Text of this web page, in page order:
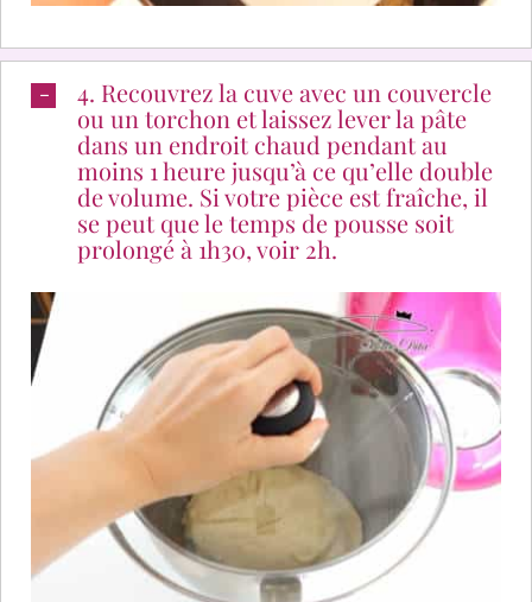
4. Recouvrez la cuve avec un couvercle
ou un torchon et laissez lever la pâte
dans un endroit chaud pendant au
moins 1 heure jusqu’à ce qu’elle double
de volume. Si votre pièce est fraîche, il
se peut que le temps de pousse soit
prolongé à 1h30, voir 2h.